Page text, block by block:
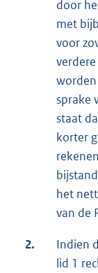
door
met
voor
worden
sprake
staat
korter
het
van de
2.
Indien
lid 1